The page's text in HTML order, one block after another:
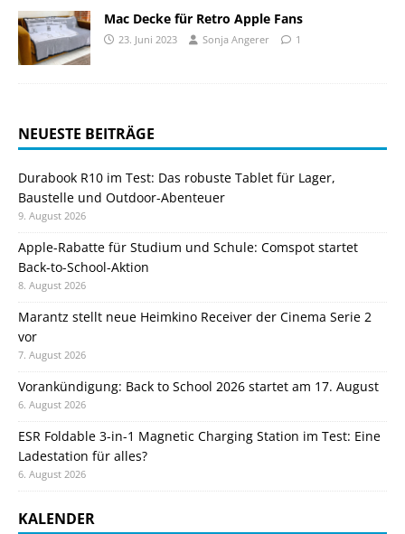
Mac Decke für Retro Apple Fans
23. Juni 2023 Sonja Angerer 1
NEUESTE BEITRÄGE
Durabook R10 im Test: Das robuste Tablet für Lager,
Baustelle und Outdoor-Abenteuer
9. August 2026
Apple-Rabatte für Studium und Schule: Comspot startet
Back-to-School-Aktion
8. August 2026
Marantz stellt neue Heimkino Receiver der Cinema Serie 2
vor
7. August 2026
Vorankündigung: Back to School 2026 startet am 17. August
6. August 2026
ESR Foldable 3-in-1 Magnetic Charging Station im Test: Eine
Ladestation für alles?
6. August 2026
KALENDER